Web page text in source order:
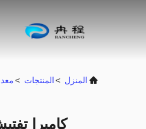
المنزل >المنتجات >